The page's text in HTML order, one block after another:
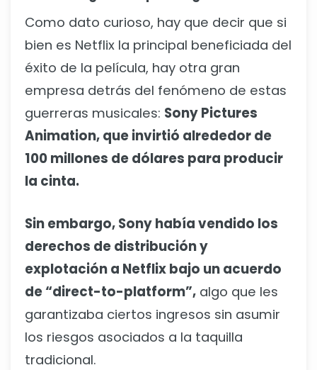
Como dato curioso, hay que decir que si
bien es Netflix la principal beneficiada del
éxito de la película, hay otra gran
empresa detrás del fenómeno de estas
guerreras musicales: Sony Pictures
Animation, que invirtió alrededor de
100 millones de dólares para producir
la cinta.
Sin embargo, Sony había vendido los
derechos de distribución y
explotación a Netflix bajo un acuerdo
de “direct-to-platform”, algo que les
garantizaba ciertos ingresos sin asumir
los riesgos asociados a la taquilla
tradicional.